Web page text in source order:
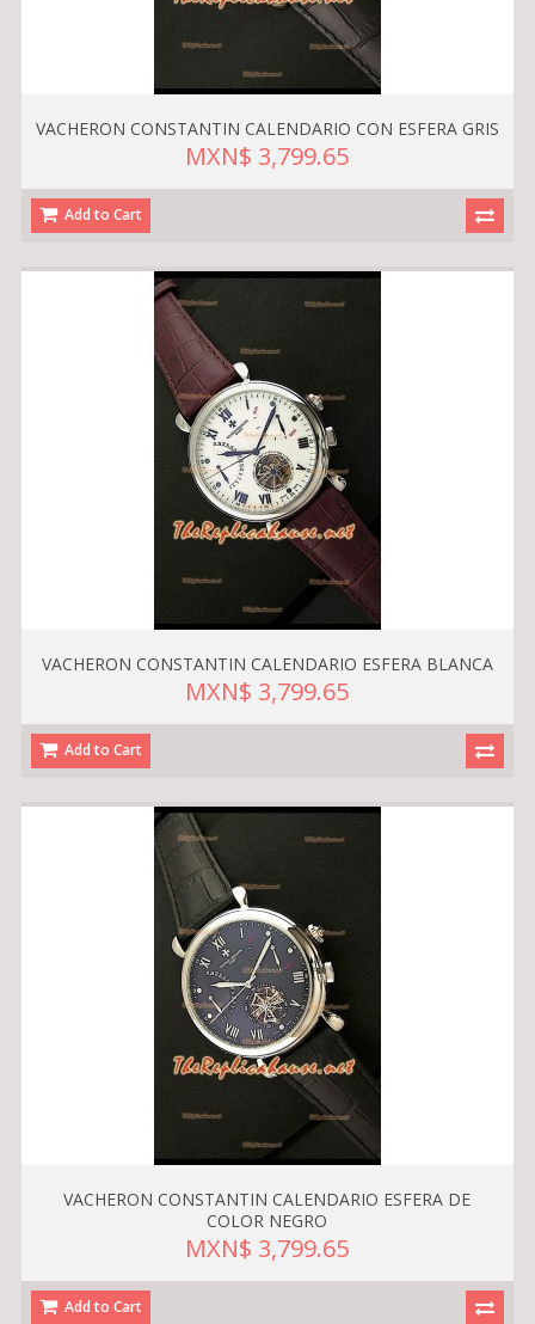
VACHERON CONSTANTIN CALENDARIO CON ESFERA GRIS
MXN$ 3,799.65
Add to Cart
VACHERON CONSTANTIN CALENDARIO ESFERA BLANCA
MXN$ 3,799.65
Add to Cart
VACHERON CONSTANTIN CALENDARIO ESFERA DE
COLOR NEGRO
MXN$ 3,799.65
Add to Cart